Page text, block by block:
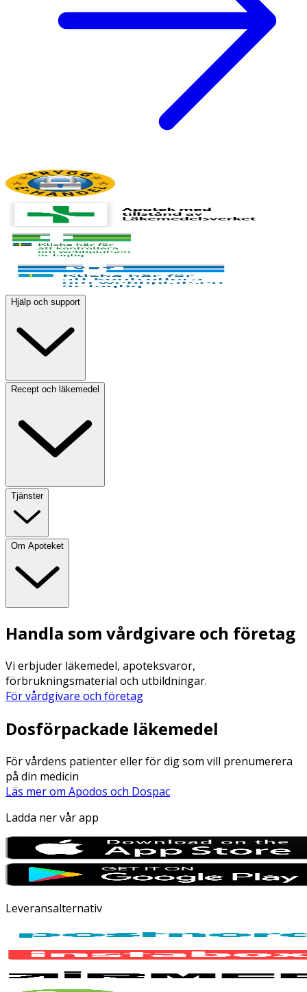
Hjälp och support
Recept och läkemedel
Tjänster
Om Apoteket
Handla som vårdgivare och företag
Vi erbjuder läkemedel, apoteksvaror,
förbrukningsmaterial och utbildningar.
För vårdgivare och företag
Dosförpackade läkemedel
För vårdens patienter eller för dig som vill prenumerera
på din medicin
Läs mer om Apodos och Dospac
Ladda ner vår app
Leveransalternativ